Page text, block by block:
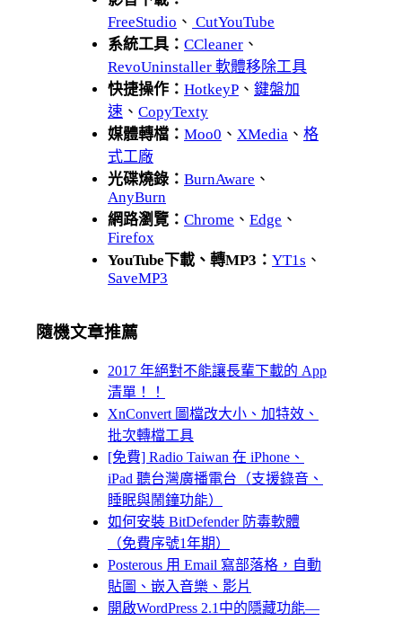
FreeStudio 、 CutYouTube
系統工具： CCleaner 、
RevoUninstaller 軟體移除工具
快捷操作： HotkeyP 、 鍵盤加
速 、 CopyTexty
媒體轉檔： Moo0 、 XMedia 、 格
式工廠
光碟燒錄： BurnAware 、
AnyBurn
網路瀏覽： Chrome 、 Edge 、
Firefox
YouTube下載、轉MP3： YT1s 、
SaveMP3
隨機文章推薦
2017 年絕對不能讓長輩下載的 App
清單！！
XnConvert 圖檔改大小、加特效、
批次轉檔工具
[免費] Radio Taiwan 在 iPhone、
iPad 聽台灣廣播電台（支援錄音、
睡眠與鬧鐘功能）
如何安裝 BitDefender 防毒軟體
（免費序號1年期）
Posterous 用 Email 寫部落格，自動
貼圖、嵌入音樂、影片
開啟WordPress 2.1中的隱藏功能—